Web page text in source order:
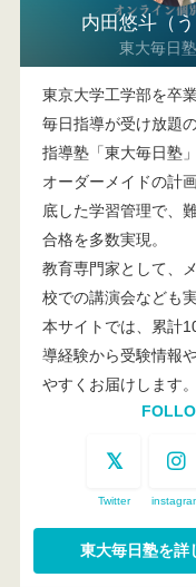
内田悠斗（う
東大毎日
東京大学工学部を卒
毎日指導が受け放題
指導塾「東大毎日塾」
オーダーメイドの計
底した学習管理で、
合格を多数実現。
教育専門家として、
校での講演会なども実
本サイトでは、累計
導経験から受験情報
やすくお届けします。
Twitter